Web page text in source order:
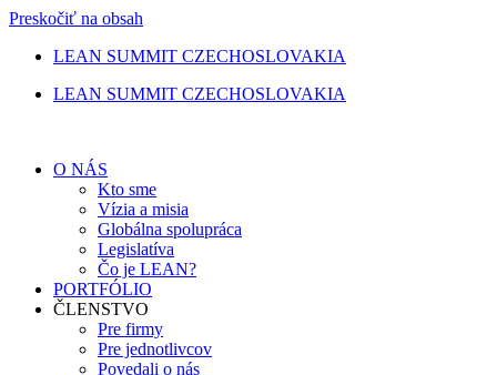
Preskočiť na obsah
LEAN SUMMIT CZECHOSLOVAKIA
LEAN SUMMIT CZECHOSLOVAKIA
O NÁS
Kto sme
Vízia a misia
Globálna spolupráca
Legislatíva
Čo je LEAN?
PORTFÓLIO
ČLENSTVO
Pre firmy
Pre jednotlivcov
Povedali o nás